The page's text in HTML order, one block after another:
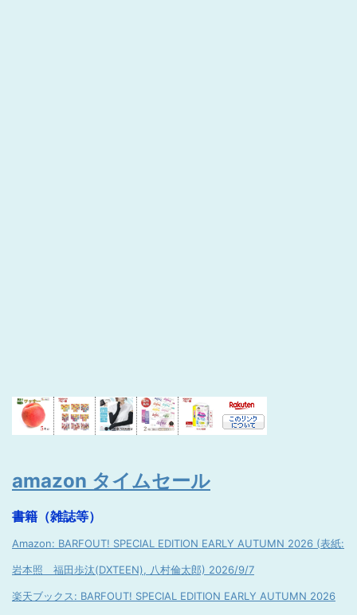
amazon タイムセール
書籍（雑誌等）
Amazon: BARFOUT! SPECIAL EDITION EARLY AUTUMN 2026 (表紙:
岩本照 福田歩汰(DXTEEN), 八村倫太郎) 2026/9/7
楽天ブックス: BARFOUT! SPECIAL EDITION EARLY AUTUMN 2026